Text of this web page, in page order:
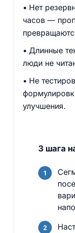
Нет
часов —
Длинные
люди не
Не
улучшения.
3 шага